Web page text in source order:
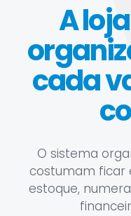
A
cada
O sistema
costumam ficar
estoque,